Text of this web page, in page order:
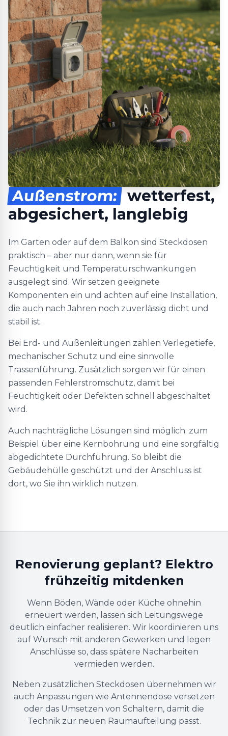
Außenstrom: wetterfest,
abgesichert, langlebig
Im Garten oder auf dem Balkon sind Steckdosen
praktisch – aber nur dann, wenn sie für
Feuchtigkeit und Temperaturschwankungen
ausgelegt sind. Wir setzen geeignete
Komponenten ein und achten auf eine Installation,
die auch nach Jahren noch zuverlässig dicht und
stabil ist.
Bei Erd- und Außenleitungen zählen Verlegetiefe,
mechanischer Schutz und eine sinnvolle
Trassenführung. Zusätzlich sorgen wir für einen
passenden Fehlerstromschutz, damit bei
Feuchtigkeit oder Defekten schnell abgeschaltet
wird.
Auch nachträgliche Lösungen sind möglich: zum
Beispiel über eine Kernbohrung und eine sorgfältig
abgedichtete Durchführung. So bleibt die
Gebäudehülle geschützt und der Anschluss ist
dort, wo Sie ihn wirklich nutzen.
Renovierung geplant? Elektro
frühzeitig mitdenken
Wenn Böden, Wände oder Küche ohnehin
erneuert werden, lassen sich Leitungswege
deutlich einfacher realisieren. Wir koordinieren uns
auf Wunsch mit anderen Gewerken und legen
Anschlüsse so, dass spätere Nacharbeiten
vermieden werden.
Neben zusätzlichen Steckdosen übernehmen wir
auch Anpassungen wie Antennendose versetzen
oder das Umsetzen von Schaltern, damit die
Technik zur neuen Raumaufteilung passt.